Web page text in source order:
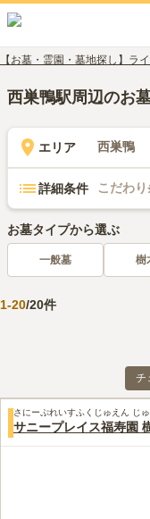
【お墓・霊園・墓地探し】ラ
西巣鴨駅周辺のお
エリア 西巣鴨
詳細条件 こだわ
お墓タイプから選ぶ
一般墓 樹
1-20/20件
チ
さにーぷれいすふくじゅえん じ
サニープレイス福寿園